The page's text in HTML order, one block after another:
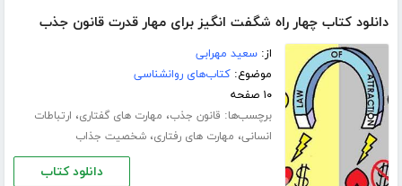
دانلود کتاب چهار راه شگفت انگیز برای مهار قدرت قانون جذب
از:سعید مهرابی
موضوع:کتاب‌های روانشناسی
۱۰ صفحه
برچسب‌ها: قانون جذب، مهارت های گفتاری، ارتباطات
انسانی، مهارت های رفتاری،شخصیت جذاب
دانلود کتاب